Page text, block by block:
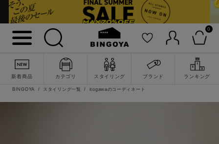
0
新着商品 カテゴリ スタイリング ブランド ランキング
BINGOYA スタイリング一覧 itogawaのコーディネート